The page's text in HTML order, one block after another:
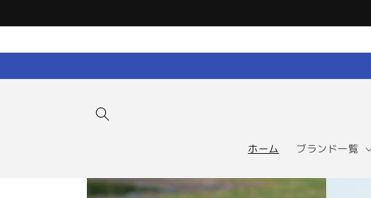
ツに進む
ホーム ブランド一覧